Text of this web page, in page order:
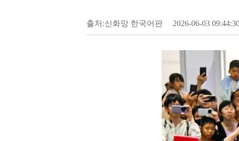
출처:신화망 한국어판 2026-06-03